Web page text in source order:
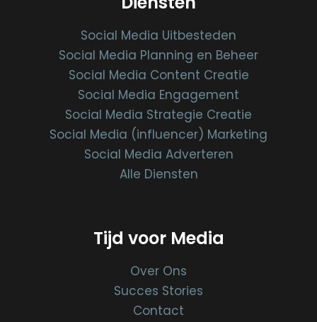
Social Media Uitbesteden
Social Media Planning en Beheer
Social Media Content Creatie
Social Media Engagement
Social Media Strategie Creatie
Social Media (influencer) Marketing
Social Media Adverteren
Alle Diensten
Tijd voor Media
Over Ons
Succes Stories
Contact